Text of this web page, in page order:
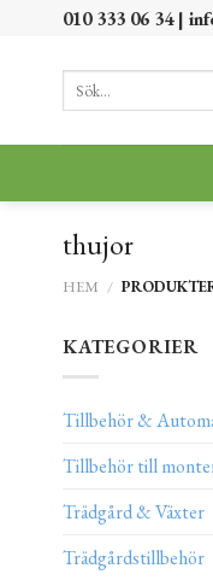
010 333 06 34 |
efter:
thujor
HEM /
KATEGORIER
Tillbehör &
Tillbehör till
Trädgård & Växter
Trädgårdstillbehör